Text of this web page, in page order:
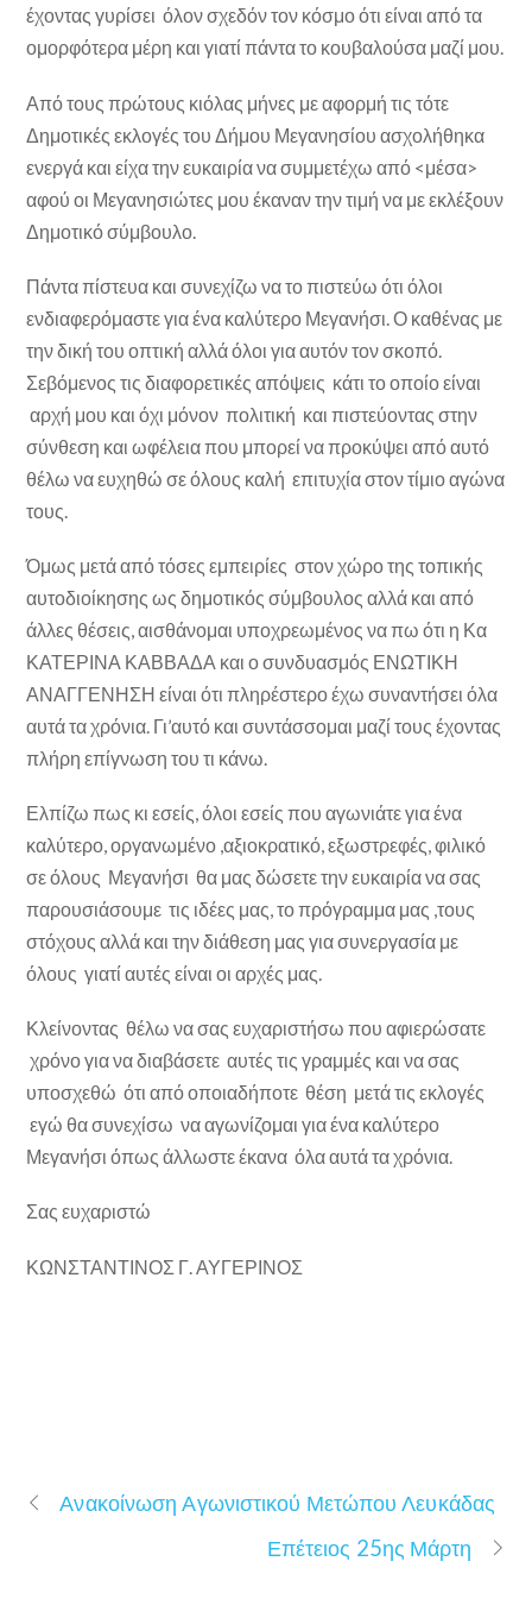
έχοντας γυρίσει όλον σχεδόν τον κόσμο ότι είναι από τα
ομορφότερα μέρη και γιατί πάντα το κουβαλούσα μαζί μου.
Από τους πρώτους κιόλας μήνες με αφορμή τις τότε
Δημοτικές εκλογές του Δήμου Μεγανησίου ασχολήθηκα
ενεργά και είχα την ευκαιρία να συμμετέχω από <μέσα>
αφού οι Μεγανησιώτες μου έκαναν την τιμή να με εκλέξουν
Δημοτικό σύμβουλο.
Πάντα πίστευα και συνεχίζω να το πιστεύω ότι όλοι
ενδιαφερόμαστε για ένα καλύτερο Μεγανήσι. Ο καθένας με
την δική του οπτική αλλά όλοι για αυτόν τον σκοπό.
Σεβόμενος τις διαφορετικές απόψεις κάτι το οποίο είναι
αρχή μου και όχι μόνον πολιτική και πιστεύοντας στην
σύνθεση και ωφέλεια που μπορεί να προκύψει από αυτό
θέλω να ευχηθώ σε όλους καλή επιτυχία στον τίμιο αγώνα
τους.
Όμως μετά από τόσες εμπειρίες στον χώρο της τοπικής
αυτοδιοίκησης ως δημοτικός σύμβουλος αλλά και από
άλλες θέσεις, αισθάνομαι υποχρεωμένος να πω ότι η Κα
ΚΑΤΕΡΙΝΑ ΚΑΒΒΑΔΑ και ο συνδυασμός ΕΝΩΤΙΚΗ
ΑΝΑΓΓΕΝΗΣΗ είναι ότι πληρέστερο έχω συναντήσει όλα
αυτά τα χρόνια. Γι’αυτό και συντάσσομαι μαζί τους έχοντας
πλήρη επίγνωση του τι κάνω.
Ελπίζω πως κι εσείς, όλοι εσείς που αγωνιάτε για ένα
καλύτερο, οργανωμένο ,αξιοκρατικό, εξωστρεφές, φιλικό
σε όλους Μεγανήσι θα μας δώσετε την ευκαιρία να σας
παρουσιάσουμε τις ιδέες μας, το πρόγραμμα μας ,τους
στόχους αλλά και την διάθεση μας για συνεργασία με
όλους γιατί αυτές είναι οι αρχές μας.
Κλείνοντας θέλω να σας ευχαριστήσω που αφιερώσατε
χρόνο για να διαβάσετε αυτές τις γραμμές και να σας
υποσχεθώ ότι από οποιαδήποτε θέση μετά τις εκλογές
εγώ θα συνεχίσω να αγωνίζομαι για ένα καλύτερο
Μεγανήσι όπως άλλωστε έκανα όλα αυτά τα χρόνια.
Σας ευχαριστώ
ΚΩΝΣΤΑΝΤΙΝΟΣ Γ. ΑΥΓΕΡΙΝΟΣ
Ανακοίνωση Αγωνιστικού Μετώπου Λευκάδας
Επέτειος 25ης Μάρτη